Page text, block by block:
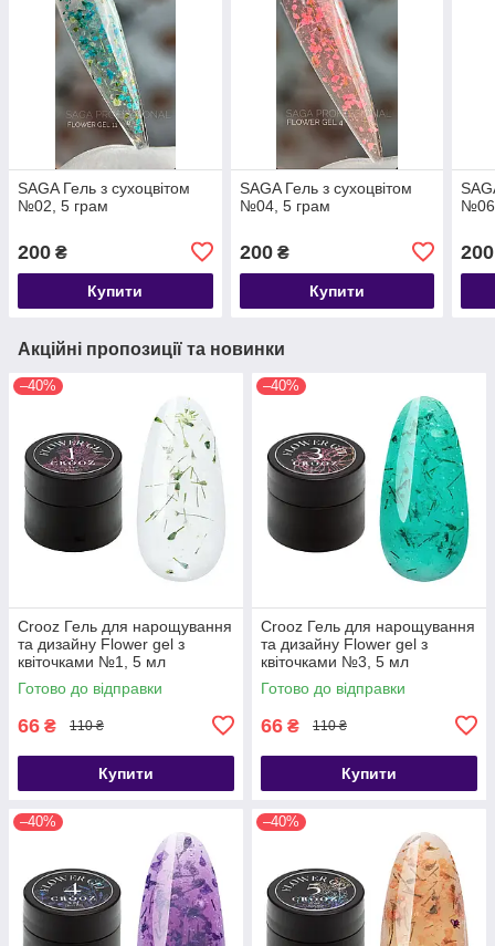
SAGA Гель з сухоцвітом
№02, 5 грам
200 ₴
Купити
SAGA Гель з сухоцвітом
№04, 5 грам
200₴
Купити
200
Акційні пропозиції та новинки
–40%
Crooz Гель для нарощування
та дизайну Flower gel з
квіточками №1, 5 мл
Готово до відправки
66 ₴ 110 ₴
Купити
–40%
Crooz Гель для нарощування
та дизайну Flower gel з
квіточками №3, 5 мл
Готово до відправки
66 ₴ 110 ₴
Купити
–40% –40%